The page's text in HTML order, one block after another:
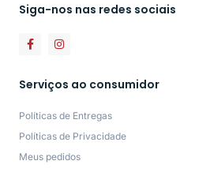
Siga-nos nas redes sociais
Serviços ao consumidor
Políticas de Entregas
Políticas de Privacidade
Meus pedidos